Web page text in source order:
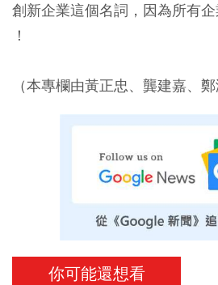
創新企業這個名詞，因為所有
！
（本專欄由黃正忠、龔建嘉、鄭
你可能還想看